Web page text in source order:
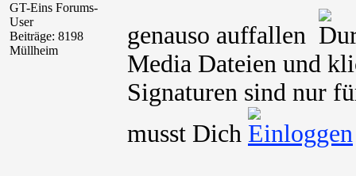
GT-Eins Forums-
User
Beiträge: 8198
Müllheim
genauso auffallen
Media Dateien und
Signaturen sind nur
musst Dich